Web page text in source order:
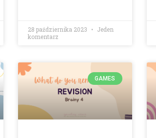
28 października 2023
Jeden
komentarz
GAMES